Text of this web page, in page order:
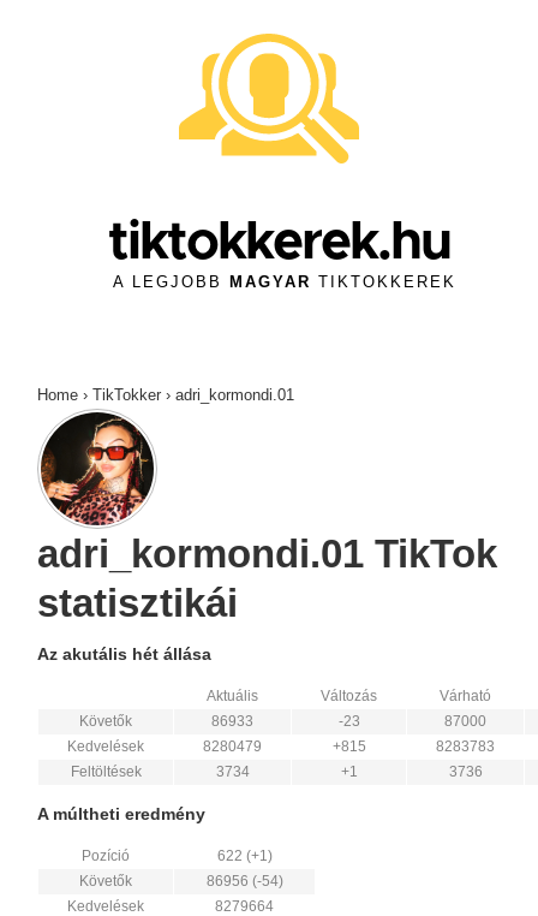
tiktokkerek.hu
A LEGJOBB MAGYAR TIKTOKKEREK
Home › TikTokker › adri_kormondi.01
adri_kormondi.01 TikTok
statisztikái
Az akutális hét állása
Aktuális Változás
Várható
Követők
86933 -23
87000
Kedvelések
8280479 +815
8283783
Feltöltések
3734 +1 3736
A múltheti eredmény
Pozíció
622 (+1)
Követők
86956 (-54)
Kedvelések
8279664